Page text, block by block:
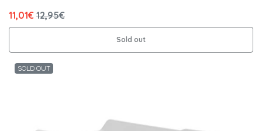
11,01€ 12,95€
Sold out
SOLD OUT